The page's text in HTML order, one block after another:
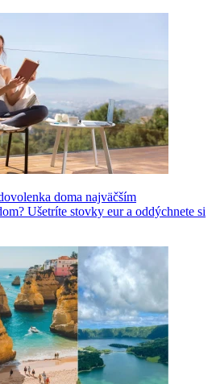
doma najväčším
Ušetríte stovky eur a oddýchnete si